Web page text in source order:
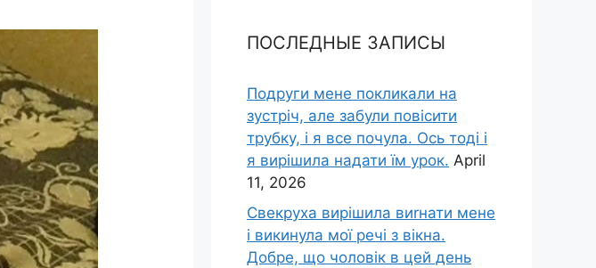
ПОСЛЕДНЫЕ ЗАПИСЫ
Подруги мене покликали на
зустріч, але забули повісити
трубку, і я все почула. Ось тоді і
я вирішила надати їм урок. April
11, 2026
Свекруха вирішила виrнати мене
і викинула мої речі з вікна.
Добре, що чоловік в цей день